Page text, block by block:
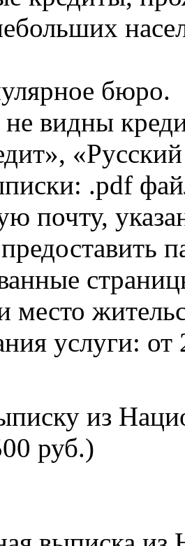
бюро.
видны
.pdf
почту,
место
услуги: от
из
руб.)